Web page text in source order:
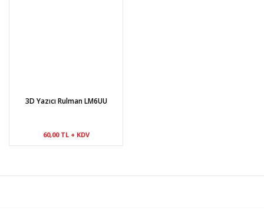
3D Yazıcı Rulman LM6UU
60,00 TL + KDV